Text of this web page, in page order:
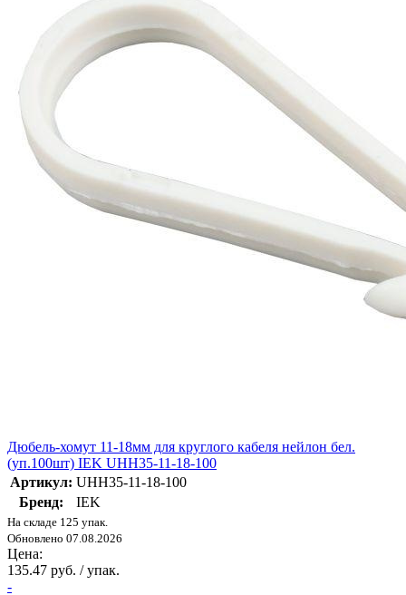
Дюбель-хомут 11-18мм для круглого кабеля нейлон бел.
(уп.100шт) IEK UHH35-11-18-100
Артикул: UHH35-11-18-100
Бренд:
IEK
На складе 125 упак.
Обновлено 07.08.2026
Цена:
135.47 руб. / упак.
-